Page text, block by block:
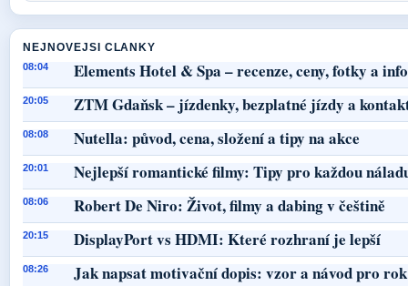
NEJNOVEJSI CLANKY
08:04 Elements Hotel & Spa – recenze, ceny, fotky a
20:05 ZTM Gdaňsk – jízdenky, bezplatné jízdy a
08:08 Nutella: původ, cena, složení a tipy na akce
20:01 Nejlepší romantické filmy: Tipy pro každou
08:06 Robert De Niro: Život, filmy a dabing v češtině
20:15 DisplayPort vs HDMI: Které rozhraní je lepší
08:26 Jak napsat motivační dopis: vzor a návod pro